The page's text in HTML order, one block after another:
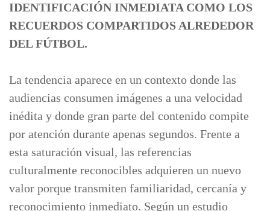
IDENTIFICACIÓN INMEDIATA COMO LOS
RECUERDOS COMPARTIDOS ALREDEDOR
DEL FÚTBOL.
La tendencia aparece en un contexto donde las
audiencias consumen imágenes a una velocidad
inédita y donde gran parte del contenido compite
por atención durante apenas segundos. Frente a
esta saturación visual, las referencias
culturalmente reconocibles adquieren un nuevo
valor porque transmiten familiaridad, cercanía y
reconocimiento inmediato. Según un estudio